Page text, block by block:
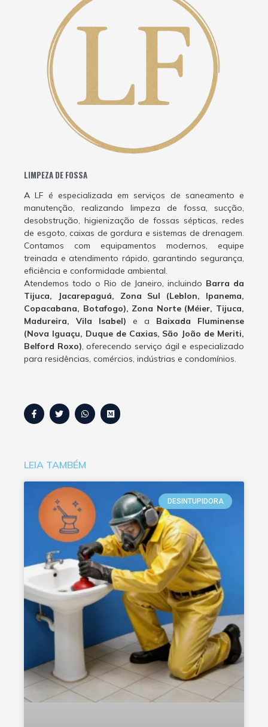
LIMPEZA DE FOSSA
A LF é especializada em serviços de saneamento e
manutenção, realizando limpeza de fossa, sucção,
desobstrução, higienização de fossas sépticas, redes
de esgoto, caixas de gordura e sistemas de drenagem.
Contamos com equipamentos modernos, equipe
treinada e atendimento rápido, garantindo segurança,
eficiência e conformidade ambiental.
Atendemos todo o Rio de Janeiro, incluindo Barra da
Tijuca, Jacarepaguá, Zona Sul (Leblon, Ipanema,
Copacabana, Botafogo), Zona Norte (Méier, Tijuca,
Madureira, Vila Isabel) e a Baixada Fluminense
(Nova Iguaçu, Duque de Caxias, São João de Meriti,
Belford Roxo), oferecendo serviço ágil e especializado
para residências, comércios, indústrias e condomínios.
LEIA TAMBÉM
DESINTUPIDORA